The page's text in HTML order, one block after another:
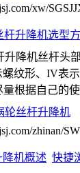
xw/
杆升降机选型
升降机丝杆头
纹形、IV表
量根据自己的
轮丝杆升降机
zhinan/
机概述 快捷